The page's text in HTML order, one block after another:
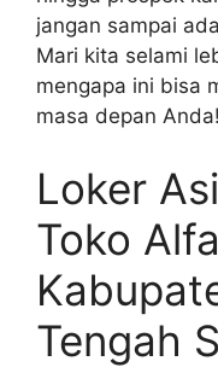
jangan sampai
Mari kita selami
mengapa ini bisa
masa depan Anda!
Loker
Toko
Tengah